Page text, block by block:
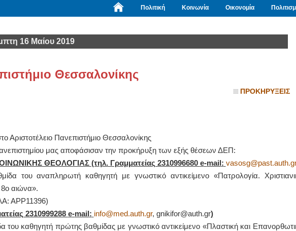
Πολιτική Κοινωνία Οικονομία
16 Μαίου 2019
Θεσσαλονίκης
ΠΡΟΚΗΡΥΞΕΙΣ
Πανεπιστήμιο Θεσσαλονίκης
μας αποφάσισαν την προκήρυξη των εξής θέσεων ΔΕΠ:
ΘΕΟΛΟΓΙΑΣ (τηλ. Γραμματείας 2310996680 e-mail:
του αναπληρωτή καθηγητή με γνωστικό αντικείμενο «Πατρολογία.
αιώνα».
ΑΡΡ11396)
2310999288 e-mail: info@med.auth.gr, gnikifor@auth.gr)
καθηγητή πρώτης βαθμίδας με γνωστικό αντικείμενο «Πλαστική και